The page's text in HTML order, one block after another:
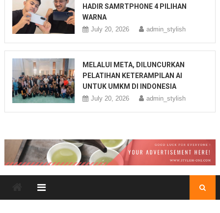
HADIR SAMRTPHONE 4 PILIHAN
WARNA
July 20, 2026 admin_stylish
MELALUI META, DILUNCURKAN
PELATIHAN KETERAMPILAN AI
UNTUK UMKM DI INDONESIA
July 20, 2026 admin_stylish